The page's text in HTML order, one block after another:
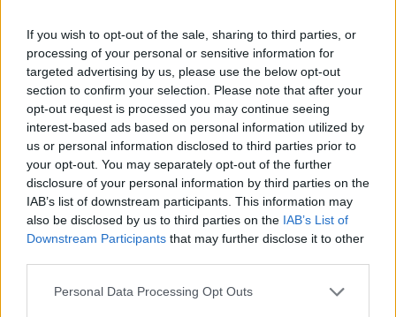
If you wish to opt-out of the sale, sharing to third parties, or
processing of your personal or sensitive information for
targeted advertising by us, please use the below opt-out
section to confirm your selection. Please note that after your
opt-out request is processed you may continue seeing
interest-based ads based on personal information utilized by
us or personal information disclosed to third parties prior to
your opt-out. You may separately opt-out of the further
disclosure of your personal information by third parties on the
IAB’s list of downstream participants. This information may
also be disclosed by us to third parties on the IAB’s List of
Downstream Participants that may further disclose it to other
Personal Data Processing Opt Outs
Virker langt større enn
den faktisk er
PLUS